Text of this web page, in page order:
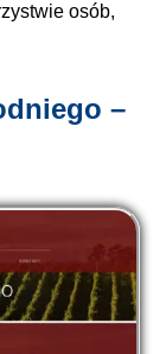
osób,
–